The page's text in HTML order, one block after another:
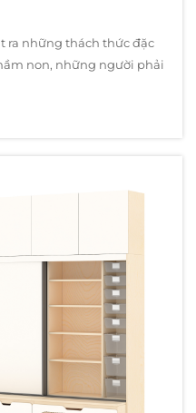
ra những thách thức đặc
non, những người phải
dẫn và chức năng. Khi
mỗi món đồ nội thất